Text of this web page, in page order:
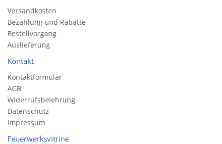
Versandkosten
Bezahlung und Rabatte
Bestellvorgang
Auslieferung
Kontakt
Kontaktformular
AGB
Widerrufsbelehrung
Datenschutz
Impressum
Feuerwerksvitrine